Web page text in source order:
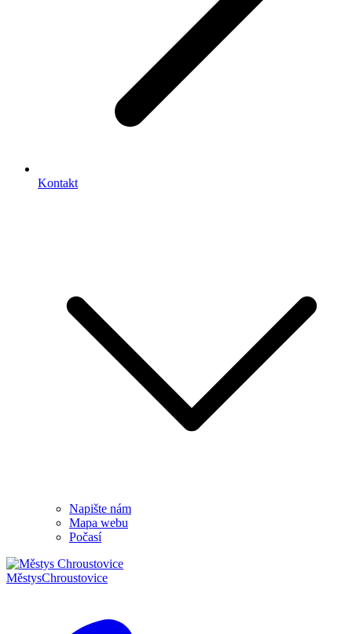
Kontakt
Napište nám
Mapa webu
Počasí
MěstysChroustovice